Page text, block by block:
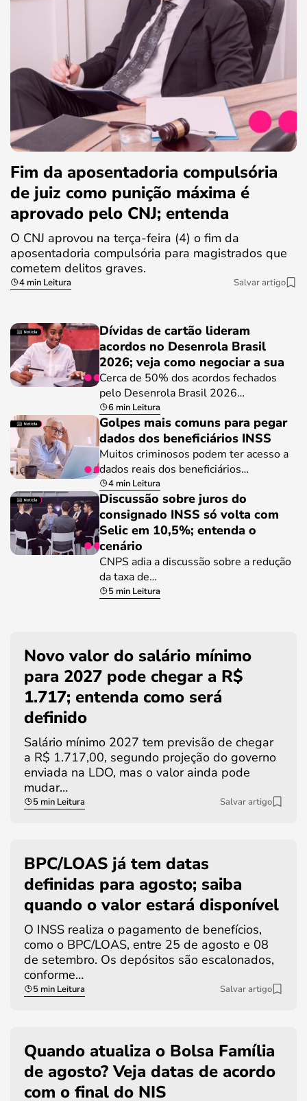
Fim da aposentadoria compulsória
de juiz como punição máxima é
aprovado pelo CNJ; entenda
O CNJ aprovou na terça-feira (4) o fim da
aposentadoria compulsória para magistrados que
cometem delitos graves.
4 min Leitura Salvar artigo
Dívidas de cartão lideram
acordos no Desenrola Brasil
2026; veja como negociar a sua
Cerca de 50% dos acordos fechados
pelo Desenrola Brasil 2026…
6 min Leitura
Golpes mais comuns para pegar
dados dos beneficiários INSS
Muitos criminosos podem ter acesso a
dados reais dos beneficiários…
4 min Leitura
Discussão sobre juros do
consignado INSS só volta com
Selic em 10,5%; entenda o
cenário
CNPS adia a discussão sobre a redução
da taxa de…
5 min Leitura
Novo valor do salário mínimo
para 2027 pode chegar a R$
1.717; entenda como será
definido
Salário mínimo 2027 tem previsão de chegar
a R$ 1.717,00, segundo projeção do governo
enviada na LDO, mas o valor ainda pode
mudar…
5 min Leitura Salvar artigo
BPC/LOAS já tem datas
definidas para agosto; saiba
quando o valor estará disponível
O INSS realiza o pagamento de benefícios,
como o BPC/LOAS, entre 25 de agosto e 08
de setembro. Os depósitos são escalonados,
conforme…
5 min Leitura Salvar artigo
Quando atualiza o Bolsa Família
de agosto? Veja datas de acordo
com o final do NIS